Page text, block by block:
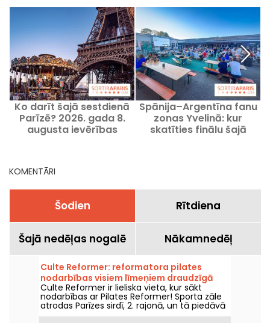
Ko darīt šajā sestdienā
Parīzē? 2026. gada 8.
augusta ievērības
Spānija–Argentīna fanu
zonas Yvelinā: kur
skatīties finālu šajā
KOMENTĀRI
Šodien Rītdiena
Šajā nedēļas nogalē Nākamnedēļ
Culte Reformer: reformatora pilates
nodarbības visiem līmeņiem draudzīgā
atmosfērā.
Culte Reformer ir lieliska vieta, kur sākt
nodarbības ar Pilates Reformer! Sporta zāle
atrodas Parīzes sirdī, 2. rajonā, un tā piedāvā
dažādu līmeņu Reformer Pilates nodarbības